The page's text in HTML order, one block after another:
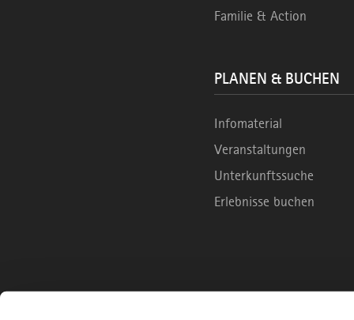
Familie & Action
PLANEN & BUCHEN
Infomaterial
Veranstaltungen
Unterkunftssuche
Erlebnisse buchen